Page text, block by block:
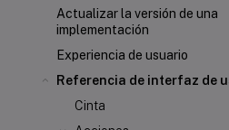
Actualizar la versión de una
implementación
Experiencia de usuario
Referencia de interfaz de
Cinta